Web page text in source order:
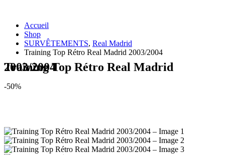
Accueil
Shop
SURVÊTEMENTS, Real Madrid
Training Top Rétro Real Madrid 2003/2004
Training Top Rétro Real Madrid 2003/2004
-50%